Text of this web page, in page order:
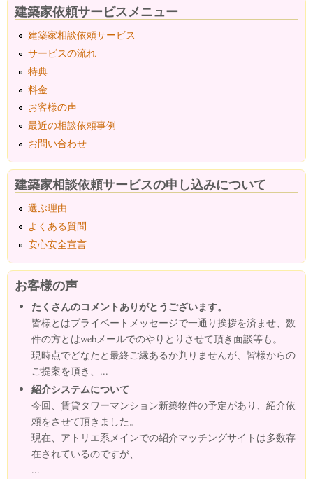
建築家依頼サービスメニュー
建築家相談依頼サービス
サービスの流れ
特典
料金
お客様の声
最近の相談依頼事例
お問い合わせ
建築家相談依頼サービスの申し込みについて
選ぶ理由
よくある質問
安心安全宣言
お客様の声
たくさんのコメントありがとうございます。
皆様とはプライベートメッセージで一通り挨拶を済ませ、数
件の方とはwebメールでのやりとりさせて頂き面談等も。
現時点でどなたと最終ご縁あるか判りませんが、皆様からの
ご提案を頂き、...
紹介システムについて
今回、賃貸タワーマンション新築物件の予定があり、紹介依
頼をさせて頂きました。
現在、アトリエ系メインでの紹介マッチングサイトは多数存
在されているのですが、
...